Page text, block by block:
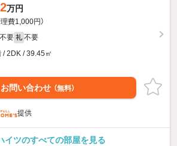
万円
理費1,000円）
不要 礼 不要
/ 2DK / 39.45㎡
お問い合わせ （無料）
提供
イツのすべての部屋を見る